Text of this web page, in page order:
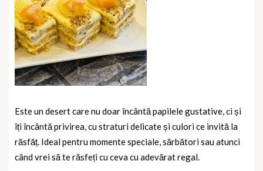
Este un desert care nu doarîncântă papilele gustative, ci și
îți încântă privirea, cu straturi delicate și culori ce invită la
răsfăț. Ideal pentru momente speciale, sărbători sau atunci
când vrei să te răsfeți cu ceva cu adevărat regal.